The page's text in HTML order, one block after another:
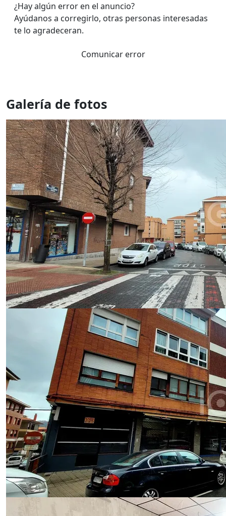
¿Hay algún error en el anuncio?
Ayúdanos a corregirlo, otras personas interesadas
te lo agradeceran.
Comunicar error
Galería de fotos